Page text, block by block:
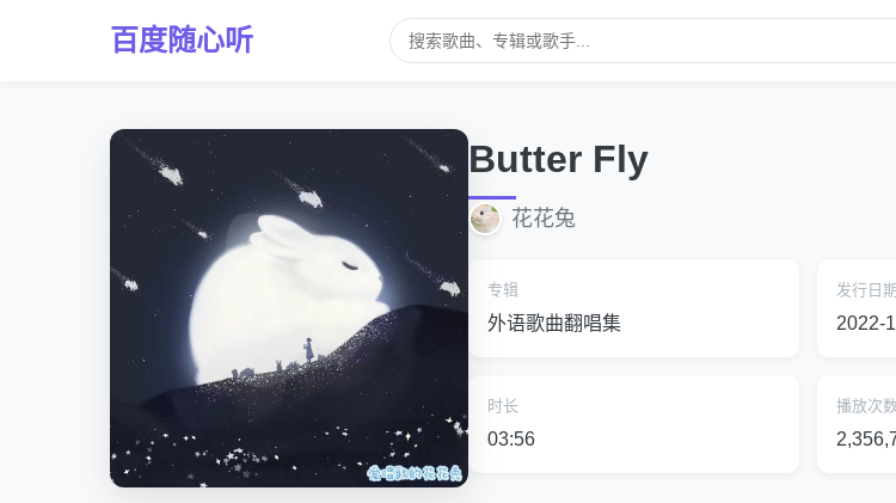
百度随心听
Butter Fly
花花兔
专辑
外语歌曲翻唱集
发行日期
2022-
时长
03:56
播放次数